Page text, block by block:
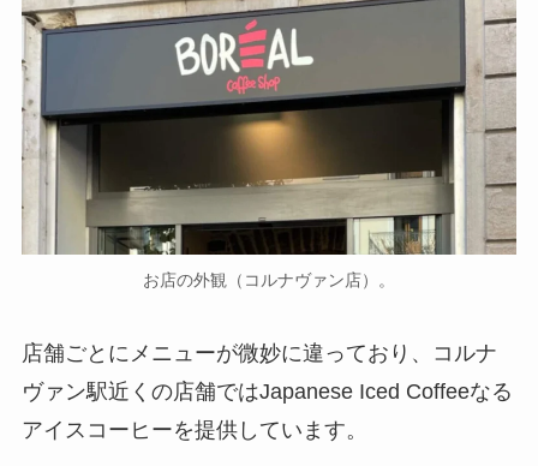
お店の外観（コルナヴァン店）。
店舗ごとにメニューが微妙に違っており、コルナ
ヴァン駅近くの店舗ではJapanese Iced Coffeeなる
アイスコーヒーを提供しています。